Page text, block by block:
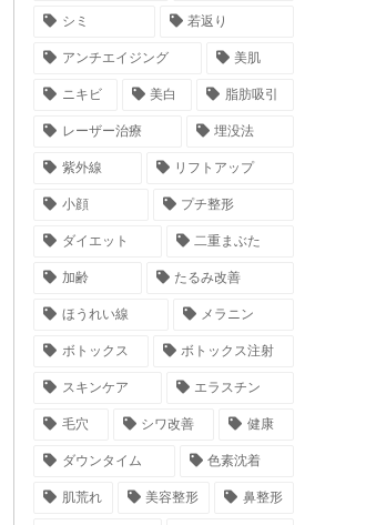
シミ 若返り
アンチエイジング 美肌
ニキビ 美白 脂肪吸引
レーザー治療 埋没法
紫外線 リフトアップ
小顔 プチ整形
ダイエット 二重まぶた
加齢 たるみ改善
ほうれい線 メラニン
ボトックス ボトックス注射
スキンケア エラスチン
毛穴 シワ改善 健康
ダウンタイム 色素沈着
肌荒れ 美容整形 鼻整形